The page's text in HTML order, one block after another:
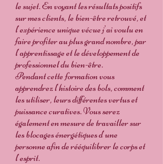
le sujet. En voyant les résultats positifs
sur mes clients, le bien-être retrouvé, et
l'expérience unique vécue j'ai voulu en
faire profiter au plus grand nombre, par
l'apprentissage et le développement de
professionnel du bien-être.
Pendant cette formation vous
apprendrez l'histoire des bols, comment
les utiliser, leurs différentes vertus et
puissance curatives. Vous serez
également en mesure de travailler sur
les blocages énergétiques d'une
personne afin de rééquilibrer le corps et
l'esprit.